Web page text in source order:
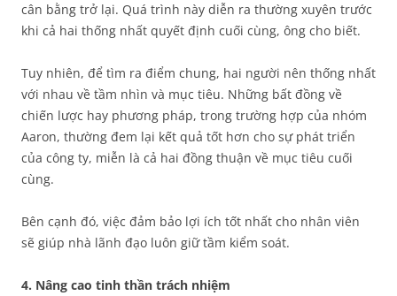
cân bằng trở lại. Quá trình này diễn ra thường xuyên trước
khi cả hai thống nhất quyết định cuối cùng, ông cho biết.
Tuy nhiên, để tìm ra điểm chung, hai người nên thống nhất
với nhau về tầm nhìn và mục tiêu. Những bất đồng về
chiến lược hay phương pháp, trong trường hợp của nhóm
Aaron, thường đem lại kết quả tốt hơn cho sự phát triển
của công ty, miễn là cả hai đồng thuận về mục tiêu cuối
cùng.
Bên cạnh đó, việc đảm bảo lợi ích tốt nhất cho nhân viên
sẽ giúp nhà lãnh đạo luôn giữ tầm kiểm soát.
4. Nâng cao tinh thần trách nhiệm